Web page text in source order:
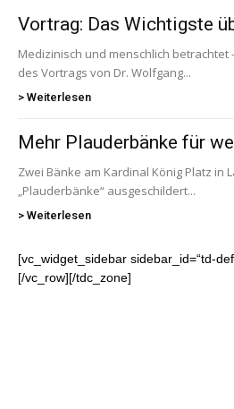
Vortrag: Das Wichtigste
Medizinisch und menschlich betrachtet
des Vortrags von Dr. Wolfgang...
> Weiterlesen
Mehr Plauderbänke für
Zwei Bänke am Kardinal König Platz in
„Plauderbänke“ ausgeschildert...
> Weiterlesen
[vc_widget_sidebar sidebar_id=“td-
[/vc_row][/tdc_zone]